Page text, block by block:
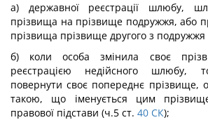
а) державної реєстрації шлюбу,
прізвища на прізвище подружжя, або
прізвища прізвище другого з подружжя
б) коли особа змінила своє
реєстрацією недійсного шлюбу,
повернути своє попереднє прізвище,
такою, що іменується цим
правової підстави (ч.5 ст. 40 СК);